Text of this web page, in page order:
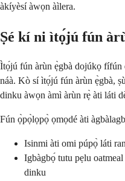
àkíyèsí àwọn àìlera.
Ṣé kí ni ìtọ́jú fún
Ìtọ́jú fún àrùn ẹ̀gbà dojúkọ fífún
náà. Kò sí ìtọ́jú fún àrùn ẹ̀gbà,
dinku àwọn àmì àrùn rẹ̀ àti láti
Fún ọ̀pọ̀lọpọ̀ ọmọdé àti
Isinmi àti omi púpọ̀ láti
Igbàgbọ́ tutu pẹlu
dinku